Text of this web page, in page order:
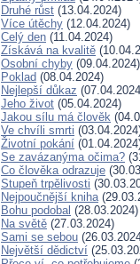
Druhé růst (13.04.2024)
Více útěchy (12.04.2024)
Celý den (11.04.2024)
Získává na kvalitě
Osobní chyby (09.04.2024)
Poklad (08.04.2024)
Nejlepší důkaz
Jeho život (05.04.2024)
Jakou sílu má člověk
Ve chvíli smrti
Životní pokání
Se zavázanýma očima?
Co člověka odrazuje
Stupeň trpělivosti
Nejpoučnější kniha
Bohu podobal (28.03.2024)
Na světě (27.03.2024)
Sami se sebou
Největší dědictví